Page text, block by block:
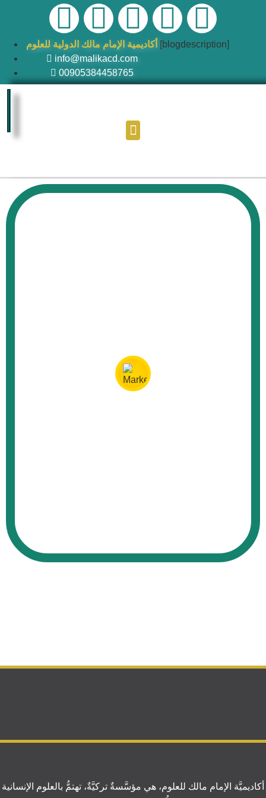
[blogdescription]
info@malikacd.com
00905384458765
أكاديميَّة الإمام مالك للعلوم، هي مؤسَّسةٌ تركيَّةٌ، تهتمُّ بالعلوم الإنسانية